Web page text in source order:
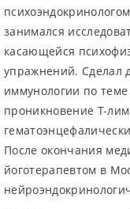
занимался
касающейся
упражнений. Сделал
иммунологии по
проникновение Т-
После окончания
йоготерапевтом в